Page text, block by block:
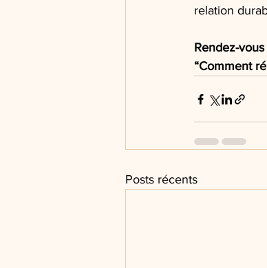
relation
Rendez-
“Comment
Posts récents